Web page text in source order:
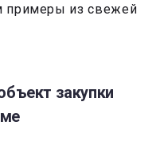
примеры из свежей
закупки